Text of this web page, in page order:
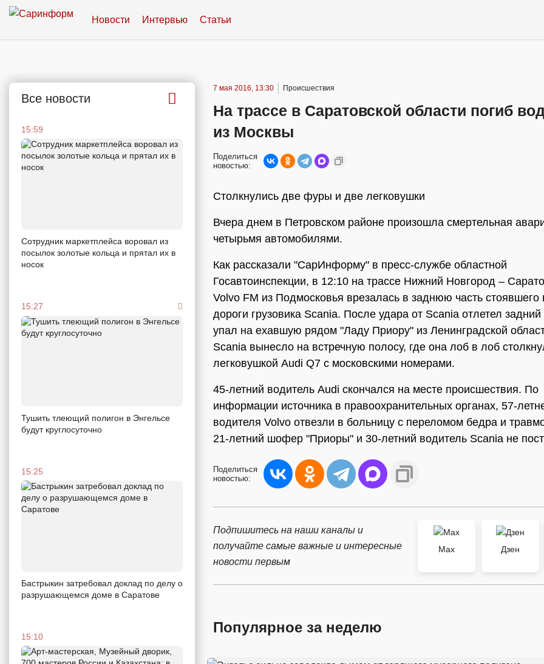
Новости Интервью Статьи
Все новости
15:59
Сотрудник маркетплейса воровал из
посылок золотые кольца и прятал их в
носок
15:27
Тушить тлеющий полигон в Энгельсе
будут круглосуточно
15:25
Бастрыкин затребовал доклад по делу о
разрушающемся доме в Саратове
15:10
7 мая 2016, 13:30 Происшествия
На трассе в Саратовской области погиб
из Москвы
Поделиться
новостью:
Столкнулись две фуры и две легковушки
Вчера днем в Петровском районе произошла смертельная
четырьмя автомобилями.
Как рассказали "СарИнформу" в пресс-службе областной
Госавтоинспекции, в 12:10 на трассе Нижний Новгород –
Volvo FM из Подмосковья врезалась в заднюю часть стоявшего
дороги грузовика Scania. После удара от Scania отлетел задний
упал на ехавшую рядом "Ладу Приору" из Ленинградской
Scania вынесло на встречную полосу, где она лоб в лоб
легковушкой Audi Q7 с московскими номерами.
45-летний водитель Audi скончался на месте происшествия. По
информации источника в правоохранительных органах, 57-
водителя Volvo отвезли в больницу с переломом бедра и
21-летний шофер "Приоры" и 30-летний водитель Scania не
Поделиться
новостью:
Подпишитесь на наши каналы и
получайте самые важные и интересные
новости первым
Max
Дзен
Популярное за неделю